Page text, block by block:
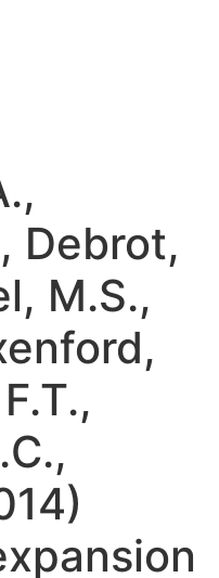
Debrot,
M.S.,